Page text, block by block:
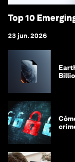
Top 10
23 jun. 2026